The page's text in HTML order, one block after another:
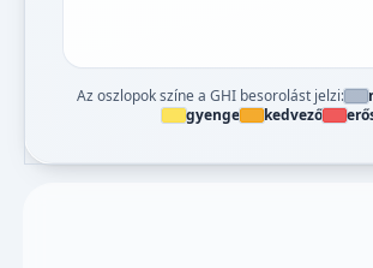
Az oszlopok színe a GHI besorolást jelzi:
gyenge
kedvező